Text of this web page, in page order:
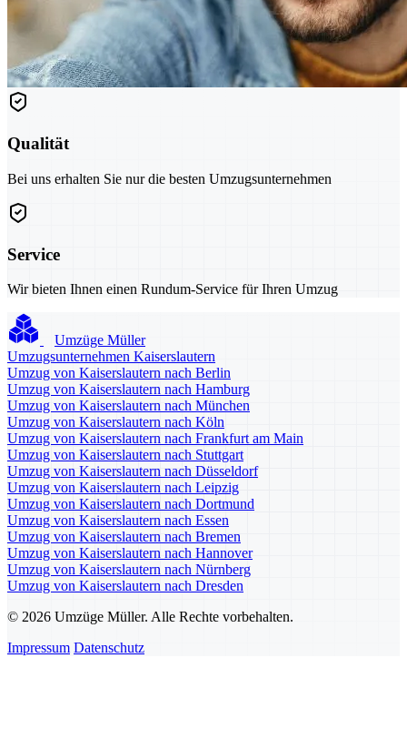
Qualität
Bei uns erhalten Sie nur die besten Umzugsunternehmen
Service
Wir bieten Ihnen einen Rundum-Service für Ihren Umzug
Umzüge Müller
Umzugsunternehmen Kaiserslautern
Umzug von Kaiserslautern nach Berlin
Umzug von Kaiserslautern nach Hamburg
Umzug von Kaiserslautern nach München
Umzug von Kaiserslautern nach Köln
Umzug von Kaiserslautern nach Frankfurt am Main
Umzug von Kaiserslautern nach Stuttgart
Umzug von Kaiserslautern nach Düsseldorf
Umzug von Kaiserslautern nach Leipzig
Umzug von Kaiserslautern nach Dortmund
Umzug von Kaiserslautern nach Essen
Umzug von Kaiserslautern nach Bremen
Umzug von Kaiserslautern nach Hannover
Umzug von Kaiserslautern nach Nürnberg
Umzug von Kaiserslautern nach Dresden
© 2026 Umzüge Müller. Alle Rechte vorbehalten.
Impressum Datenschutz